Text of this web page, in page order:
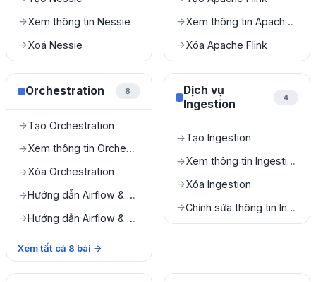
→Xem thông tin Nessie
→Xoá Nessie
→ Xem thông tin Apache Flink
→Xóa Apache Flink
Orchestration 8
→Tạo Orchestration
→ Xem thông tin Orchestration
→Xóa Orchestration
→ Hướng dẫn Airflow & dbt
→ Hướng dẫn Airflow & My Workspace
Xem tất cả 8 bài →
Dịch vụ
Ingestion
4
→Tạo Ingestion
→ Xem thông tin Ingestion
→Xóa Ingestion
→ Chỉnh sửa thông tin Ingestion